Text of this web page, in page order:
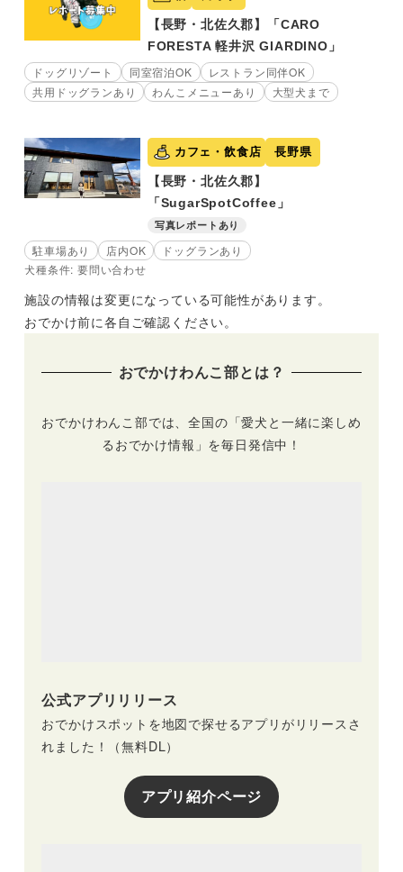
【長野・北佐久郡】「CARO
FORESTA 軽井沢 GIARDINO」
ドッグリゾート 同室宿泊OK
レストラン同伴OK
共用ドッグランあり
わんこメニューあり 大型犬まで
カフェ・飲食店 長野県
【長野・北佐久郡】
「SugarSpotCoffee」
写真レポートあり
駐車場あり 店内OK
ドッグランあり
犬種条件: 要問い合わせ
施設の情報は変更になっている可能性があります。
おでかけ前に各自ご確認ください。
おでかけわんこ部とは？
おでかけわんこ部では、全国の「愛犬と一緒に楽しめ
るおでかけ情報」を毎日発信中！
公式アプリリリース
おでかけスポットを地図で探せるアプリがリリースさ
れました！（無料DL）
アプリ紹介ページ